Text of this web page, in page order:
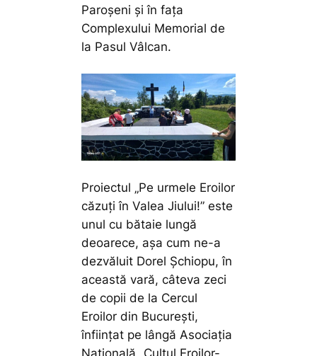
Paroșeni și în fața
Complexului Memorial de
la Pasul Vâlcan.
Proiectul „Pe urmele Eroilor
căzuți în Valea Jiului!” este
unul cu bătaie lungă
deoarece, așa cum ne-a
dezvăluit Dorel Șchiopu, în
această vară, câteva zeci
de copii de la Cercul
Eroilor din București,
înființat pe lângă Asociația
Națională „Cultul Eroilor-